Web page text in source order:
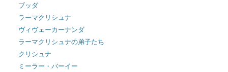
ブッダ
ラーマクリシュナ
ヴィヴェーカーナンダ
ラーマクリシュナの弟子たち
クリシュナ
ミーラー・バーイー